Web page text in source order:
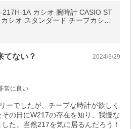
オ 腕時計 CASIO ST
シオ スタンダード チープカシオ
てない？ 2024/3/29
常に良い
ーでしたが、チープな時計が欲しく
の日にW217の存在を知り、我慢な
た。当然217を気に居るんだろう！